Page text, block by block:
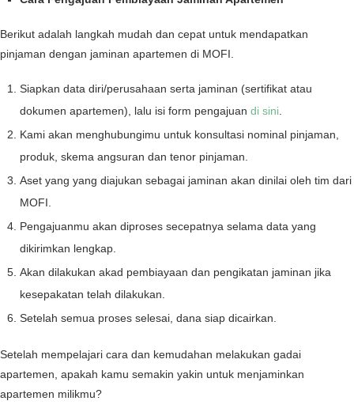
Berikut adalah langkah mudah dan cepat untuk mendapatkan
pinjaman dengan jaminan apartemen di MOFI.
Siapkan data diri/perusahaan serta jaminan (sertifikat atau
dokumen apartemen), lalu isi form pengajuan di sini
Kami akan menghubungimu untuk konsultasi nominal pinjaman,
produk, skema angsuran dan tenor pinjaman.
Aset yang yang diajukan sebagai jaminan akan dinilai oleh tim dari
MOFI.
Pengajuanmu akan diproses secepatnya selama data yang
dikirimkan lengkap.
Akan dilakukan akad pembiayaan dan pengikatan jaminan jika
kesepakatan telah dilakukan.
Setelah semua proses selesai, dana siap dicairkan.
Setelah mempelajari cara dan kemudahan melakukan gadai
apartemen, apakah kamu semakin yakin untuk menjaminkan
apartemen milikmu?